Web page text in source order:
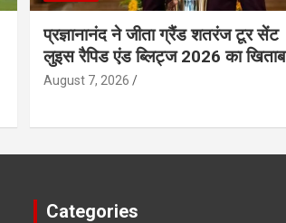
प्रज्ञानानंद ने जीता ग्रैंड शतरंज टूर सेंट
लुइस रैपिड एंड ब्लिट्ज 2026 का खिताब
August 7, 2026
Categories